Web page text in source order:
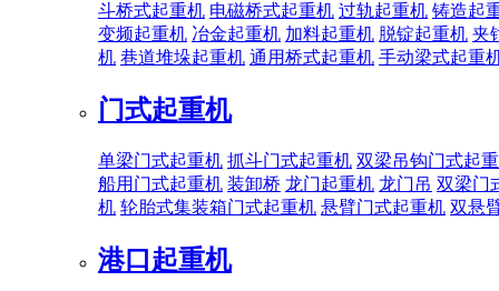
斗桥式起重机 电磁桥式起重机 过轨起重机 铸造起
变频起重机 冶金起重机 加料起重机 脱锭起重机 夹
机 巷道堆垛起重机 通用桥式起重机 手动梁式起重
门式起重机
单梁门式起重机 抓斗门式起重机 双梁吊钩门式起
船用门式起重机 装卸桥 龙门起重机 龙门吊 双梁门
机 轮胎式集装箱门式起重机 悬臂门式起重机 双悬
港口起重机